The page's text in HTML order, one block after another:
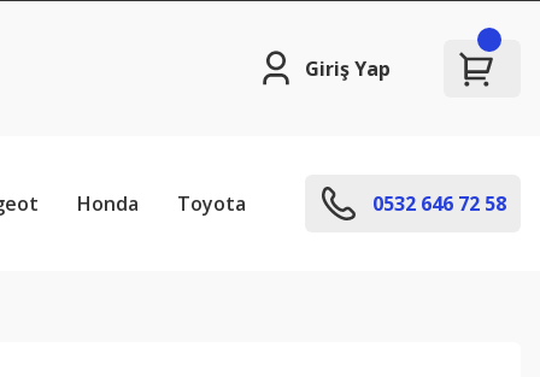
Giriş Yap
Honda Toyota 0532 646 72 58